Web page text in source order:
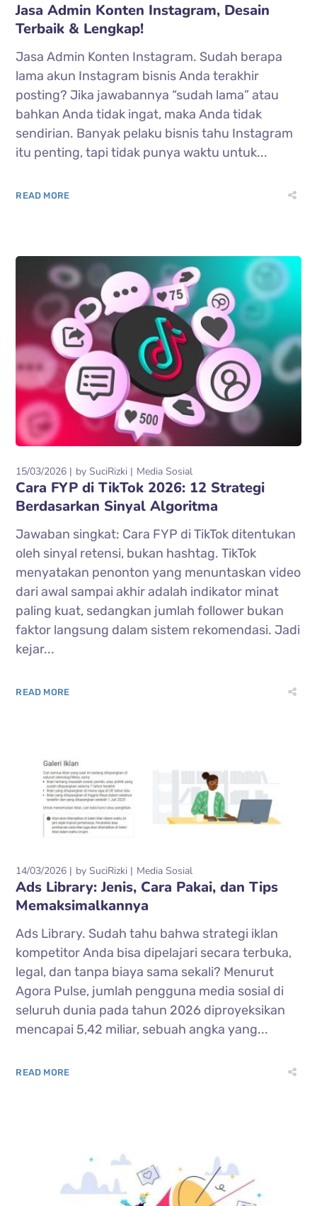
Jasa Admin Konten Instagram, Desain
Terbaik & Lengkap!
Jasa Admin Konten Instagram. Sudah berapa
lama akun Instagram bisnis Anda terakhir
posting? Jika jawabannya “sudah lama” atau
bahkan Anda tidak ingat, maka Anda tidak
sendirian. Banyak pelaku bisnis tahu Instagram
itu penting, tapi tidak punya waktu untuk...
READ MORE
15/03/2026 bySuciRizki Media Sosial
Cara FYP di TikTok 2026: 12 Strategi
Berdasarkan Sinyal Algoritma
Jawaban singkat: Cara FYP di TikTok ditentukan
oleh sinyal retensi, bukan hashtag. TikTok
menyatakan penonton yang menuntaskan video
dari awal sampai akhir adalah indikator minat
paling kuat, sedangkan jumlah follower bukan
faktor langsung dalam sistem rekomendasi. Jadi
kejar...
READ MORE
14/03/2026 bySuciRizki Media Sosial
Ads Library: Jenis, Cara Pakai, dan Tips
Memaksimalkannya
Ads Library. Sudah tahu bahwa strategi iklan
kompetitor Anda bisa dipelajari secara terbuka,
legal, dan tanpa biaya sama sekali? Menurut
Agora Pulse, jumlah pengguna media sosial di
seluruh dunia pada tahun 2026 diproyeksikan
mencapai 5,42 miliar, sebuah angka yang...
READ MORE